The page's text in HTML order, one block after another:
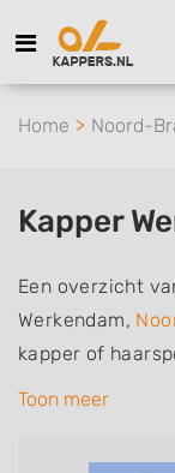
Home Noord-
Kapper
Een overzicht
Werkendam,
kapper of
volgende
Toon meer